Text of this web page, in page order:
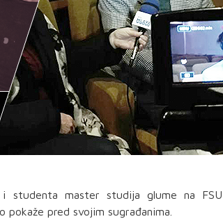
studenta master studija glume na
pred svojim sugrađanima.